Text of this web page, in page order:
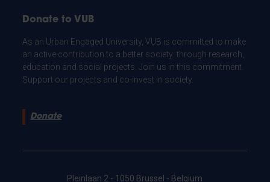
Donate to VUB
As an Urban Engaged University, VUB is committed to make
an active contribution to a better society: through research,
education and social projects. Join us in this commitment.
Support our projects and co-invest in society.
Donate
Pleinlaan 2 - 1050 Brussel - Belgium